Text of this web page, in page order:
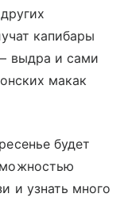
капибары
выдра и сами
макак
будет
и узнать много